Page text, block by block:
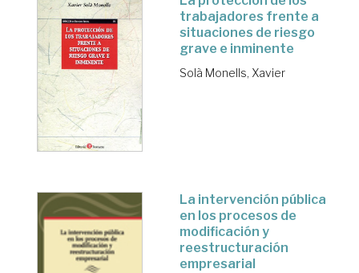
trabajadores frente a
situaciones de riesgo
grave e inminente
Solà Monells, Xavier
La intervención pública
en los procesos de
modificación y
reestructuración
empresarial